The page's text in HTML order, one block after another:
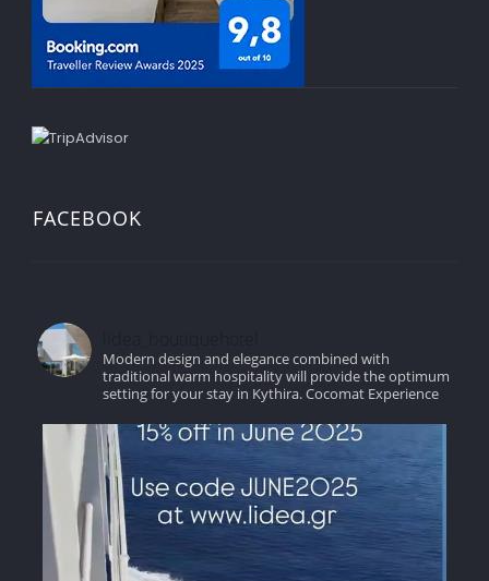
FACEBOOK
Modern design and elegance combined with
traditional warm hospitality will provide the optimum
setting for your stay in Kythira.Cocomat Experience